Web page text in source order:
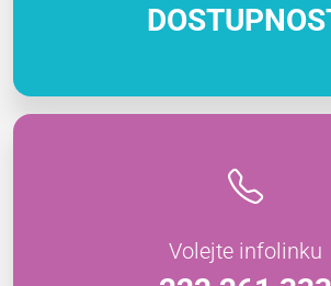
Volejte infolinku